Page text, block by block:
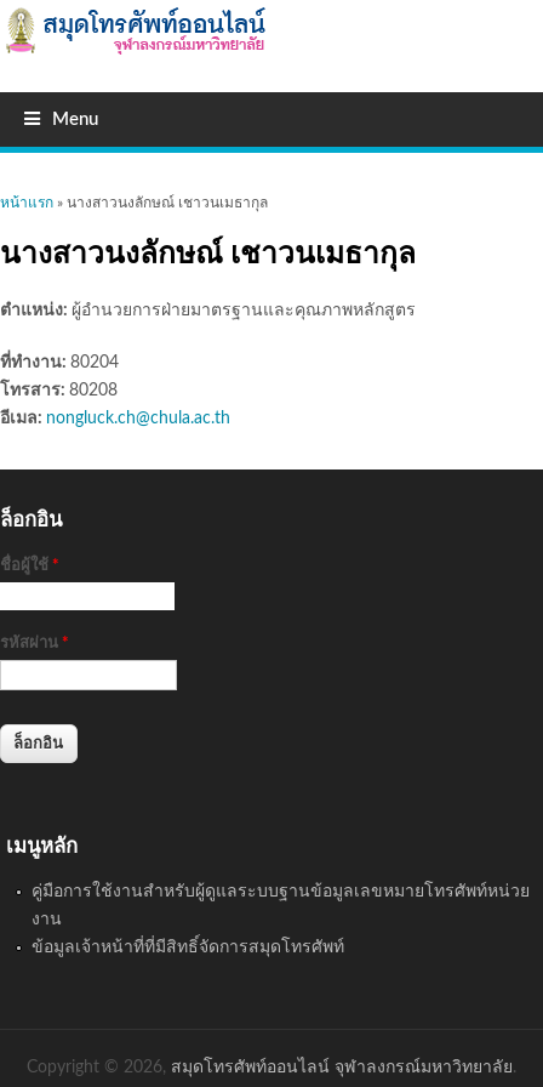
Menu
คุณอยู่ที่นี่
หน้าแรก » นางสาวนงลักษณ์ เชาวนเมธากุล
นางสาวนงลักษณ์ เชาวนเมธากุล
ตำแหน่ง: ผู้อำนวยการฝ่ายมาตรฐานและคุณภาพหลักสูตร
ที่ทำงาน: 80204
โทรสาร: 80208
อีเมล: nongluck.ch@chula.ac.th
ล็อกอิน
ชื่อผู้ใช้ *
รหัสผ่าน *
เมนูหลัก
คู่มือการใช้งานสำหรับผู้ดูแลระบบฐานข้อมูลเลขหมายโทรศัพท์หน่วย
งาน
ข้อมูลเจ้าหน้าที่ที่มีสิทธิ์จัดการสมุดโทรศัพท์
Copyright © 2026, สมุดโทรศัพท์ออนไลน์ จุฬาลงกรณ์มหาวิทยาลัย.